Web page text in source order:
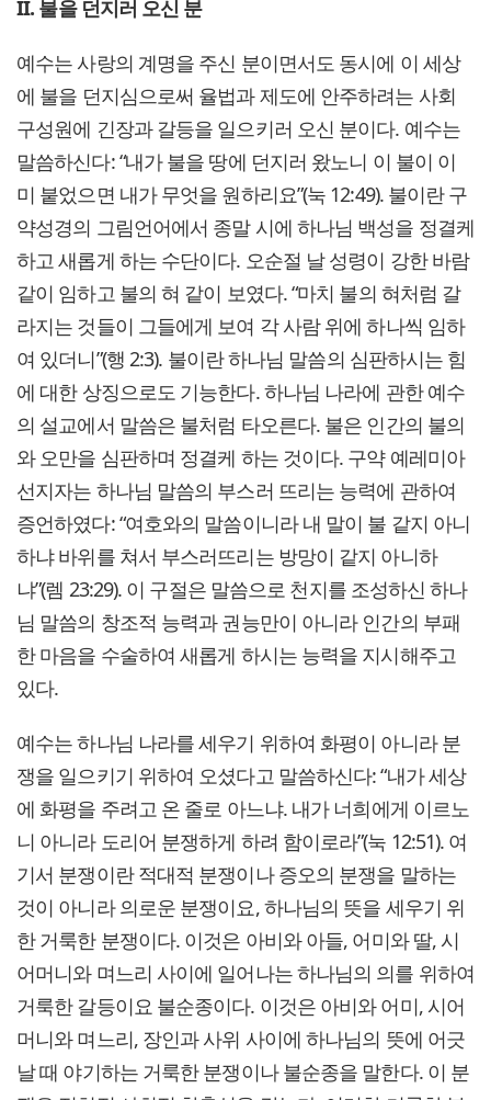
II. 불을 던지러 오신 분
예수는 사랑의 계명을 주신 분이면서도 동시에 이 세상
에 불을 던지심으로써 율법과 제도에 안주하려는 사회
구성원에 긴장과 갈등을 일으키러 오신 분이다. 예수는
말씀하신다: “내가 불을 땅에 던지러 왔노니 이 불이 이
미 붙었으면 내가 무엇을 원하리요”(눅 12:49). 불이란 구
약성경의 그림언어에서 종말 시에 하나님 백성을 정결케
하고 새롭게 하는 수단이다. 오순절 날 성령이 강한 바람
같이 임하고 불의 혀 같이 보였다. “마치 불의 혀처럼 갈
라지는 것들이 그들에게 보여 각 사람 위에 하나씩 임하
여 있더니”(행 2:3). 불이란 하나님 말씀의 심판하시는 힘
에 대한 상징으로도 기능한다. 하나님 나라에 관한 예수
의 설교에서 말씀은 불처럼 타오른다. 불은 인간의 불의
와 오만을 심판하며 정결케 하는 것이다. 구약 예레미아
선지자는 하나님 말씀의 부스러 뜨리는 능력에 관하여
증언하였다: “여호와의 말씀이니라 내 말이 불 같지 아니
하냐 바위를 쳐서 부스러뜨리는 방망이 같지 아니하
냐”(렘 23:29). 이 구절은 말씀으로 천지를 조성하신 하나
님 말씀의 창조적 능력과 권능만이 아니라 인간의 부패
한 마음을 수술하여 새롭게 하시는 능력을 지시해주고
있다.
예수는 하나님 나라를 세우기 위하여 화평이 아니라 분
쟁을 일으키기 위하여 오셨다고 말씀하신다: “내가 세상
에 화평을 주려고 온 줄로 아느냐. 내가 너희에게 이르노
니 아니라 도리어 분쟁하게 하려 함이로라”(눅 12:51). 여
기서 분쟁이란 적대적 분쟁이나 증오의 분쟁을 말하는
것이 아니라 의로운 분쟁이요, 하나님의 뜻을 세우기 위
한 거룩한 분쟁이다. 이것은 아비와 아들, 어미와 딸, 시
어머니와 며느리 사이에 일어나는 하나님의 의를 위하여
거룩한 갈등이요 불순종이다. 이것은 아비와 어미, 시어
머니와 며느리, 장인과 사위 사이에 하나님의 뜻에 어긋
날 때 야기하는 거룩한 분쟁이나 불순종을 말한다. 이 분